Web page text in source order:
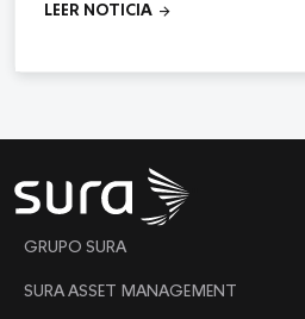
de la industria de fondos local.
LEER NOTICIA arrow_forward
GRUPO SURA
SURA ASSET MANAGEMENT